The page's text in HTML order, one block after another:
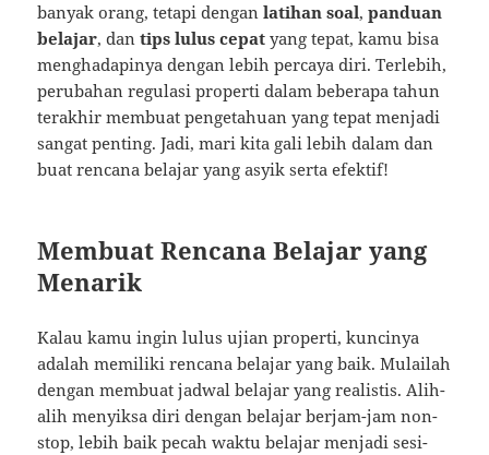
banyak orang, tetapi denganlatihan soal,panduan
belajar, dantips lulus cepat yang tepat, kamu bisa
menghadapinya dengan lebih percaya diri. Terlebih,
perubahan regulasi properti dalam beberapa tahun
terakhir membuat pengetahuan yang tepat menjadi
sangat penting. Jadi, mari kita gali lebih dalam dan
buat rencana belajar yang asyik serta efektif!
Membuat Rencana Belajar yang
Menarik
Kalau kamu ingin lulus ujian properti, kuncinya
adalah memiliki rencana belajar yang baik. Mulailah
dengan membuat jadwal belajar yang realistis. Alih-
alih menyiksa diri dengan belajar berjam-jam non-
stop, lebih baik pecah waktu belajar menjadi sesi-